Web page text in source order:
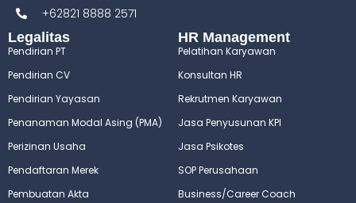
+62821 8888 2571
Legalitas
Pendirian PT
Pendirian CV
Pendirian Yayasan
Penanaman Modal Asing (PMA)
Perizinan Usaha
Pendaftaran Merek
Pembuatan Akta
HR Management
Pelatihan Karyawan
Konsultan HR
Rekrutmen Karyawan
Jasa Penyusunan KPI
Jasa Psikotes
SOP Perusahaan
Business/Career Coach